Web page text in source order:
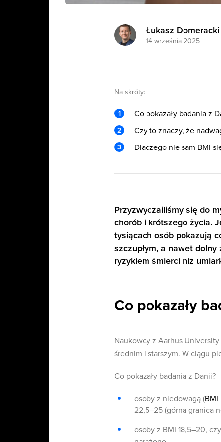
Łukasz Domeracki
14 września 2025
Na skróty:
Co pokazały badania z
Czy to znaczy, że
Dlaczego nie sam BMI
Przyzwyczailiśmy się do
chorób i krótszego życia.
tysiącach osób pokazują
szczupłym, a nawet
ryzykiem śmierci niż
Co pokazały
Naukowcy z Aarhus
średnim i starszym. W ciągu
Co pokazały badania z Danii?
osoby z niedowagą (BMI
22,5–25 (górna granica
osoby z BMI 18,5–20,